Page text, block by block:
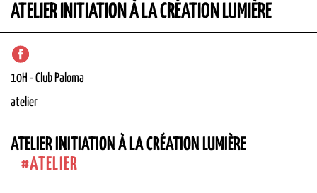
ATELIER INITIATION À LA CRÉATION LUMIÈRE
10H -Club Paloma
atelier
ATELIER INITIATION À LA CRÉATION LUMIÈRE
ATELIER